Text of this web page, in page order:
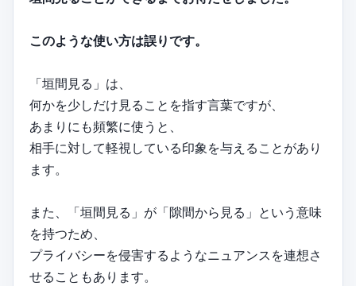
このような使い方は誤りです。
「垣間見る」は、
何かを少しだけ見ることを指す言葉ですが、
あまりにも頻繁に使うと、
相手に対して軽視している印象を与えることがあり
ます。
また、「垣間見る」が「隙間から見る」という意味
を持つため、
プライバシーを侵害するようなニュアンスを連想さ
せることもあります。